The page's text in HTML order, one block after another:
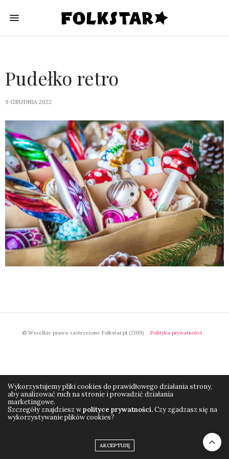
Pudełko retro
9 GRUDNIA 2022
© Wszelkie prawa zastrzeżone Folkstar.pl (2019) Polityka prywatności
Wykorzystujemy pliki cookies do prawidłowego działania strony,
aby analizować ruch na stronie i prowadzić działania
marketingowe.
Szczegóły znajdziesz wpolityce prywatności.Czy zgadzasz się na
wykorzystywanie plików cookies?
AKCEPTUJĘ